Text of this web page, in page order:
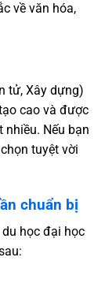
về văn hóa,
tử, Xây dựng)
cao và được
nhiều. Nếu bạn
tuyệt vời
chuẩn bị
học đại học